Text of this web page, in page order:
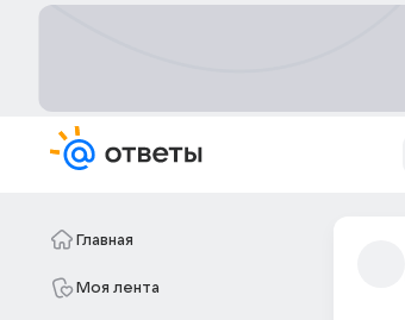
Главная
Моя лента